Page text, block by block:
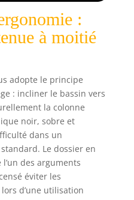
heures
d'utilisation,
idéale pour le
travail à domicile
Pratique : Grâce à
son mode
d'utilisation
intuitif, le coussin
d'assise et le
coussin de genoux
sont ajustables en
hauteur et en
profondeur. Cela
permet une
:
à moitié
adopte le principe
: incliner le bassin vers
la colonne
noir, sobre et
dans un
Le dossier en
des arguments
éviter les
d’une utilisation